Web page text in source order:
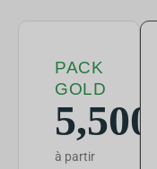
PACK
GOLD
à partir